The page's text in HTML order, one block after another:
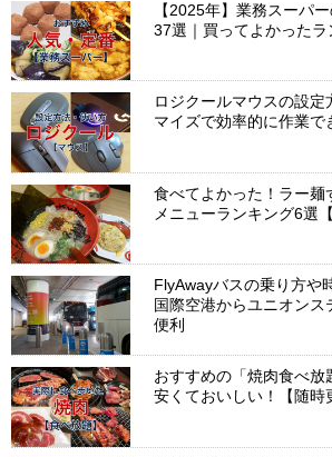
【2025年】業務スーパ
37選｜買ってよかったラ
ロジクールマウスの設定
マイズで効率的に作業で
食べてよかった！ラー麺
メニューランキング6選
FlyAwayバスの乗り方や
国際空港からユニオンス
便利
おすすめの「焼肉食べ放
安くておいしい！【随時